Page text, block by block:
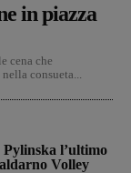
in piazza
cena che
consueta...
l’ultimo
Volley